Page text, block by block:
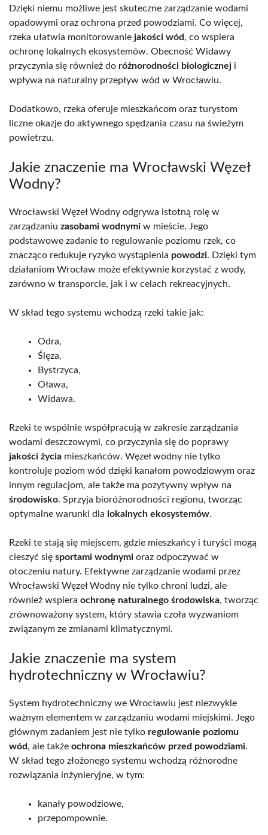
Dzięki niemu możliwe jest skuteczne zarządzanie wodami
opadowymi oraz ochrona przed powodziami. Co więcej,
rzeka ułatwia monitorowanie jakości wód, co wspiera
ochronę lokalnych ekosystemów. Obecność Widawy
przyczynia się również do różnorodności biologicznej i
wpływa na naturalny przepływ wód w Wrocławiu.
Dodatkowo, rzeka oferuje mieszkańcom oraz turystom
liczne okazje do aktywnego spędzania czasu na świeżym
powietrzu.
Jakie znaczenie ma Wrocławski Węzeł
Wodny?
Wrocławski Węzeł Wodny odgrywa istotną rolę w
zarządzaniu zasobami wodnymi w mieście. Jego
podstawowe zadanie to regulowanie poziomu rzek, co
znacząco redukuje ryzyko wystąpienia powodzi. Dzięki tym
działaniom Wrocław może efektywnie korzystać z wody,
zarówno w transporcie, jak i w celach rekreacyjnych.
W skład tego systemu wchodzą rzeki takie jak:
Odra,
Ślęza,
Bystrzyca,
Oława,
Widawa.
Rzeki te wspólnie współpracują w zakresie zarządzania
wodami deszczowymi, co przyczynia się do poprawy
jakości życia mieszkańców. Węzeł wodny nie tylko
kontroluje poziom wód dzięki kanałom powodziowym oraz
innym regulacjom, ale także ma pozytywny wpływ na
środowisko. Sprzyja bioróżnorodności regionu, tworząc
optymalne warunki dla lokalnych ekosystemów.
Rzeki te stają się miejscem, gdzie mieszkańcy i turyści mogą
cieszyć się sportami wodnymi oraz odpoczywać w
otoczeniu natury. Efektywne zarządzanie wodami przez
Wrocławski Węzeł Wodny nie tylko chroni ludzi, ale
również wspiera ochronę naturalnego środowiska, tworząc
zrównoważony system, który stawia czoła wyzwaniom
związanym ze zmianami klimatycznymi.
Jakie znaczenie ma system
hydrotechniczny w Wrocławiu?
System hydrotechniczny we Wrocławiu jest niezwykle
ważnym elementem w zarządzaniu wodami miejskimi. Jego
głównym zadaniem jest nie tylko regulowanie poziomu
wód, ale także ochrona mieszkańców przed powodziami.
W skład tego złożonego systemu wchodzą różnorodne
rozwiązania inżynieryjne, w tym:
kanały powodziowe,
przepompownie.